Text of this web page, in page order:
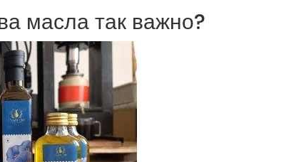
масла так важно?